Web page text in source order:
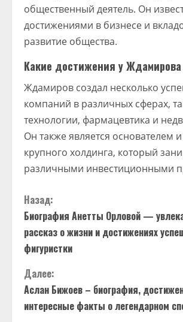
общественный деятель. Он
достижениями в бизнесе и
развитие общества.
Какие достижения у Ждамирова
Ждамиров создал несколько
компаний в различных сферах,
технологии, фармацевтика и
Он также является основателем
крупного холдинга, который
различными инвестиционными
П
р
о
д
о
Назад:
Биография Анетты Орловой —
рассказ о жизни и достижениях
фигуристки
Далее:
Аслан Бижоев – биография,
интересные факты о легендарном